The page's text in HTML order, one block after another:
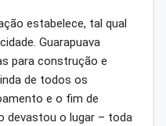
estabelece, tal qual
Guarapuava
para construção e
de todos os
e o fim de
devastou o lugar – toda